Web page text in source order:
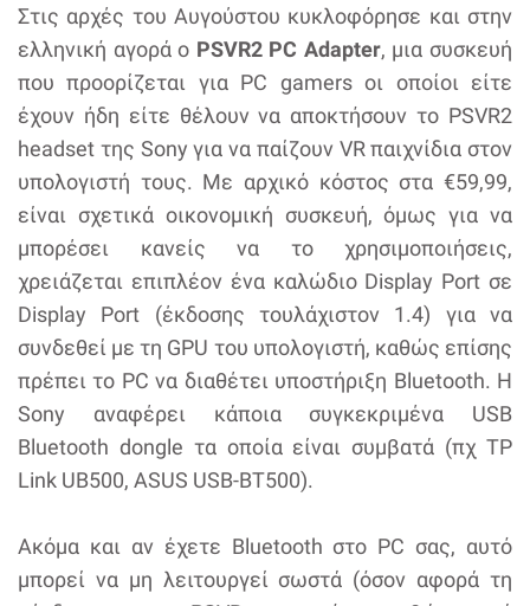
Στις αρχές του Αυγούστου κυκλοφόρησε και στην
ελληνική αγορά ο PSVR2 PC Adapter, μια συσκευή
που προορίζεται για PC gamers οι οποίοι είτε
έχουν ήδη είτε θέλουν να αποκτήσουν το PSVR2
headset της Sony για να παίζουν VR παιχνίδια στον
υπολογιστή τους. Με αρχικό κόστος στα €59,99,
είναι σχετικά οικονομική συσκευή, όμως για να
μπορέσει κανείς να το χρησιμοποιήσεις,
χρειάζεται επιπλέον ένα καλώδιο Display Port σε
Display Port (έκδοσης τουλάχιστον 1.4) για να
συνδεθεί με τη GPU του υπολογιστή, καθώς επίσης
πρέπει το PC να διαθέτει υποστήριξη Bluetooth. Η
Sony αναφέρει κάποια συγκεκριμένα USB
Bluetooth dongle τα οποία είναι συμβατά (πχ TP
Link UB500, ASUS USB-BT500).
Ακόμα και αν έχετε Bluetooth στο PC σας, αυτό
μπορεί να μη λειτουργεί σωστά (όσον αφορά τη